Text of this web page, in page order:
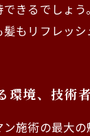
きるでしょ
もリフレッ
環境、技術
施術の最大